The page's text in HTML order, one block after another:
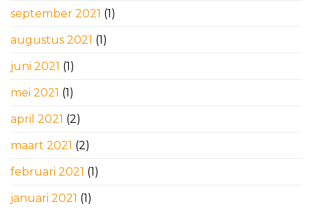
september 2021 (1)
augustus 2021 (1)
juni 2021 (1)
mei 2021 (1)
april 2021 (2)
maart 2021 (2)
februari 2021 (1)
januari 2021 (1)